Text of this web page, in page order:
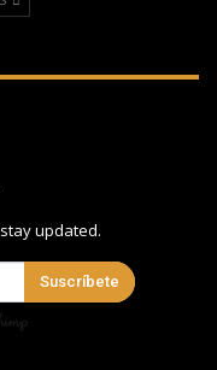
updated.
Suscríbete